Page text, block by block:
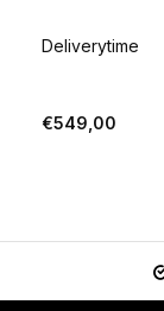
Deliverytime
€549,00